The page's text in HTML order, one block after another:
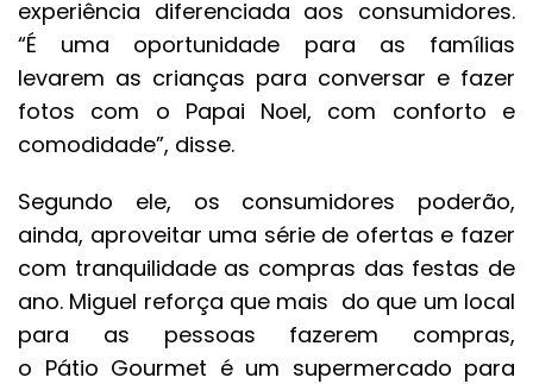
experiência diferenciada aos consumidores.
“É uma oportunidade para as famílias
levarem as crianças para conversar e fazer
fotos com o Papai Noel, com conforto e
comodidade”, disse.
Segundo ele, os consumidores poderão,
ainda, aproveitar uma série de ofertas e fazer
com tranquilidade as compras das festas de
ano. Miguel reforça que mais do que um local
para as pessoas fazerem compras,
o Pátio Gourmet é um supermercado para